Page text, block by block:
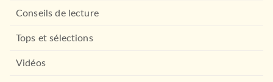
Conseils de lecture
Tops et sélections
Vidéos